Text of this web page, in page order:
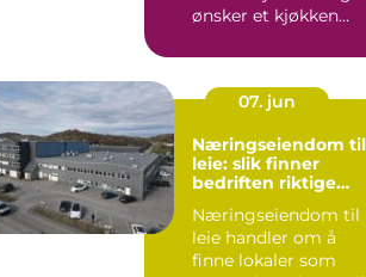
ønsker et kjøkken
innbyden...
07. jun
Næringseiendom til
leie: slik finner
bedriften riktige
Næringseiendom til
leie handler om å
finne lokaler som